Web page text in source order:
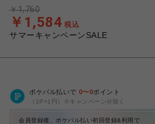
サマーキャンペーンSALE
￥1,584 税込
￥1,760
ポケパル払いで 0〜0ポイント
（1P=1円）※キャンペーン分除く
会員登録後、ポケパル払い初回登録&利用で